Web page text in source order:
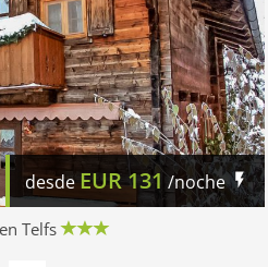
desde EUR131/noche
Telfs